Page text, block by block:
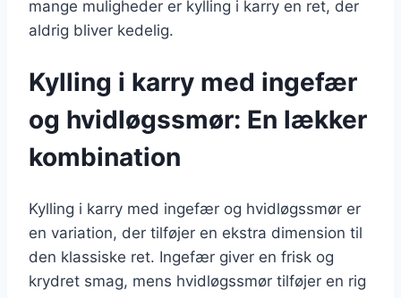
mange muligheder er kylling i karry en ret, der
aldrig bliver kedelig.
Kylling i karry med ingefær
og hvidløgssmør: En lækker
kombination
Kylling i karry med ingefær og hvidløgssmør er
en variation, der tilføjer en ekstra dimension til
den klassiske ret. Ingefær giver en frisk og
krydret smag, mens hvidløgssmør tilføjer en rig